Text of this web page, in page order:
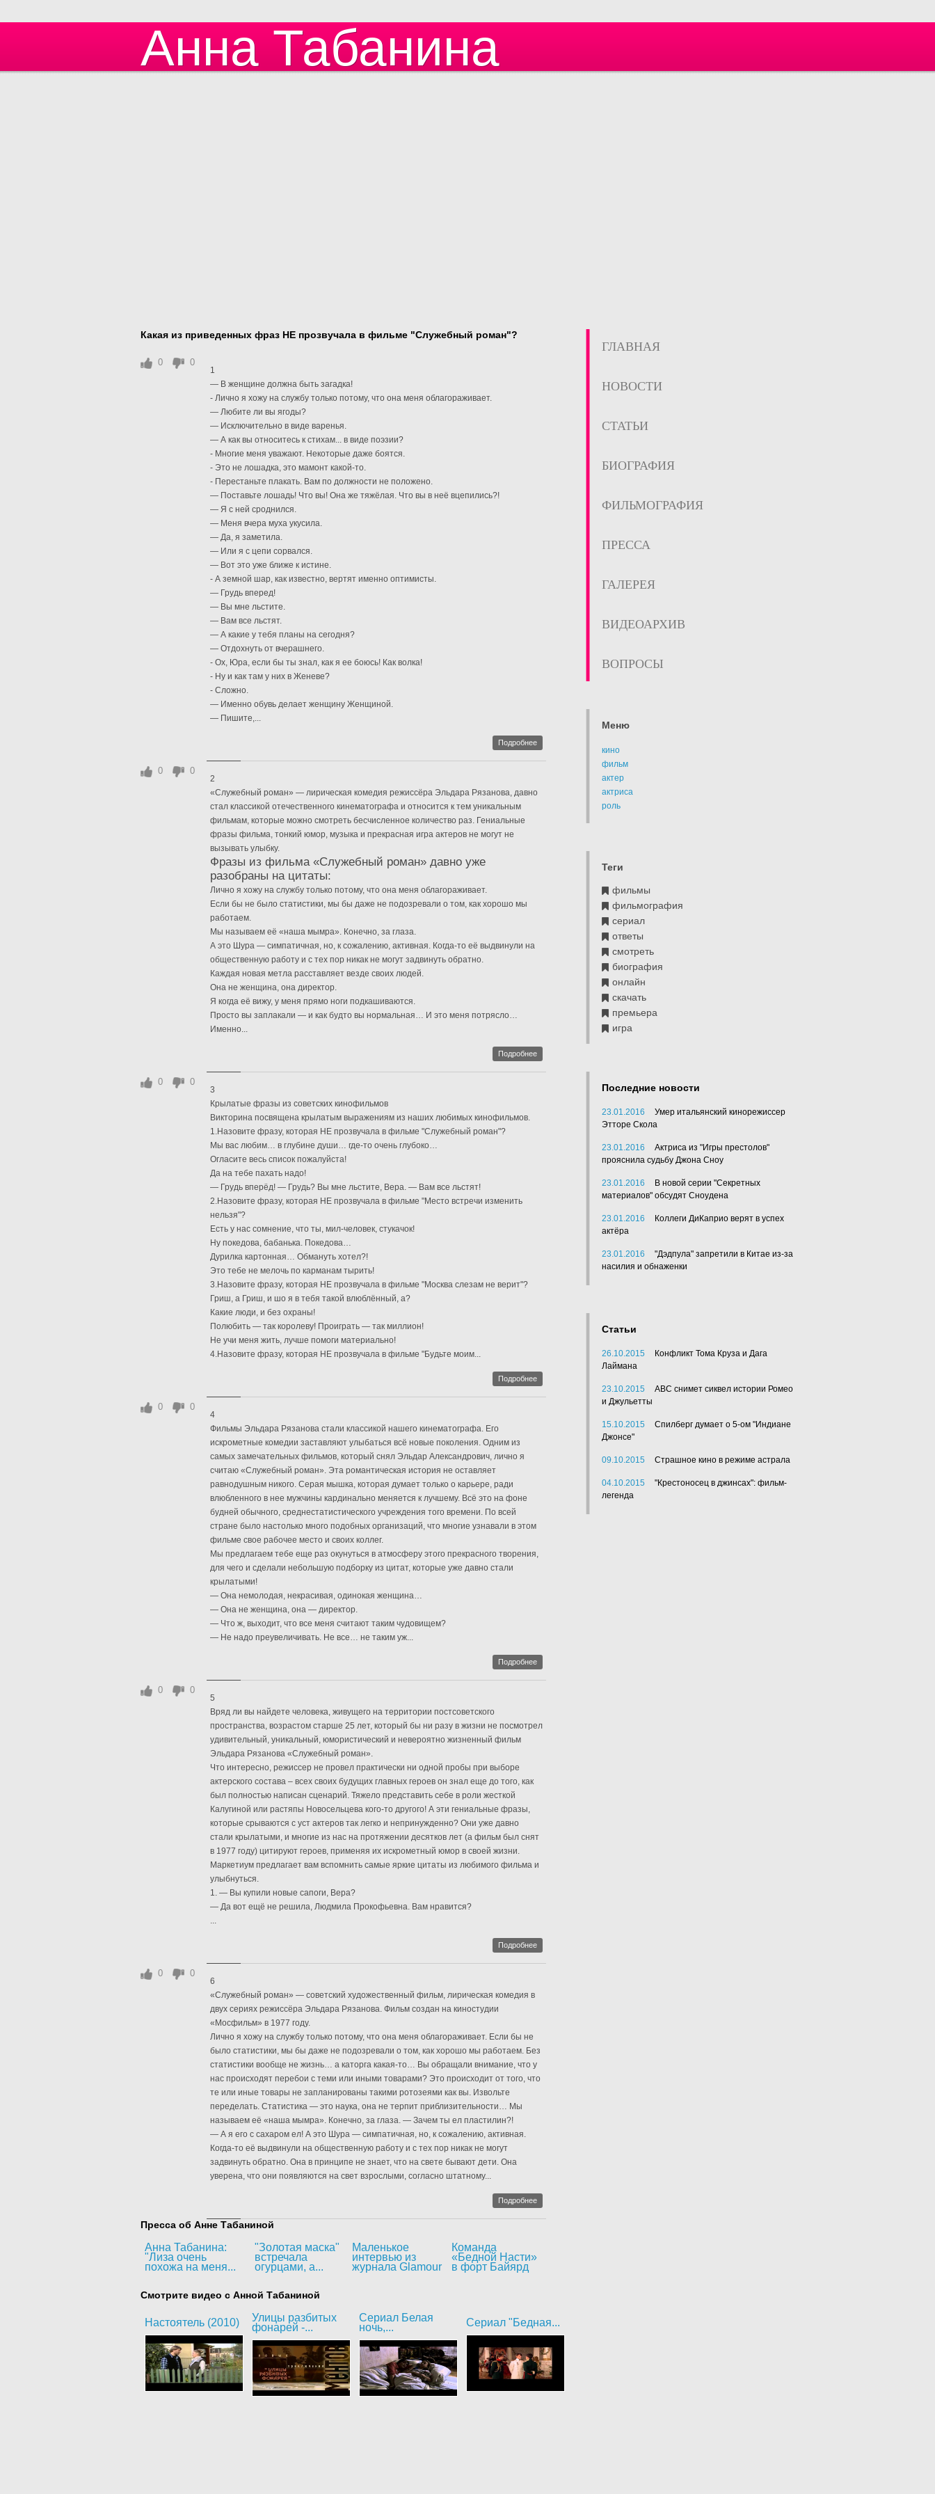
Анна Табанина
Какая из приведенных фраз НЕ прозвучала в фильме "Служебный роман"?
1
— В женщине должна быть загадка!
- Лично я хожу на службу только потому, что она меня облагораживает.
— Любите ли вы ягоды?
— Исключительно в виде варенья.
— А как вы относитесь к стихам... в виде поэзии?
- Многие меня уважают. Некоторые даже боятся.
- Это не лошадка, это мамонт какой-то.
- Перестаньте плакать. Вам по должности не положено.
— Поставьте лошадь! Что вы! Она же тяжёлая. Что вы в неё вцепились?!
— Я с ней сроднился.
— Меня вчера муха укусила.
— Да, я заметила.
— Или я с цепи сорвался.
— Вот это уже ближе к истине.
- А земной шар, как известно, вертят именно оптимисты.
— Грудь вперед!
— Вы мне льстите.
— Вам все льстят.
— А какие у тебя планы на сегодня?
— Отдохнуть от вчерашнего.
- Ох, Юра, если бы ты знал, как я ее боюсь! Как волка!
- Ну и как там у них в Женеве?
- Сложно.
— Именно обувь делает женщину Женщиной.
— Пишите,...
0 0
Подробнее
2
«Служебный роман» — лирическая комедия режиссёра Эльдара Рязанова, давно
стал классикой отечественного кинематографа и относится к тем уникальным
фильмам, которые можно смотреть бесчисленное количество раз. Гениальные
фразы фильма, тонкий юмор, музыка и прекрасная игра актеров не могут не
вызывать улыбку.
Фразы из фильма «Служебный роман» давно уже
разобраны на цитаты:
Лично я хожу на службу только потому, что она меня облагораживает.
Если бы не было статистики, мы бы даже не подозревали о том, как хорошо мы
работаем.
Мы называем её «наша мымра». Конечно, за глаза.
А это Шура — симпатичная, но, к сожалению, активная. Когда-то её выдвинули на
общественную работу и с тех пор никак не могут задвинуть обратно.
Каждая новая метла расставляет везде своих людей.
Она не женщина, она директор.
Я когда её вижу, у меня прямо ноги подкашиваются.
Просто вы заплакали — и как будто вы нормальная… И это меня потрясло…
Именно...
0 0
Подробнее
3
Крылатые фразы из советских кинофильмов
Викторина посвящена крылатым выражениям из наших любимых кинофильмов.
1.Назовите фразу, которая НЕ прозвучала в фильме "Служебный роман"?
Мы вас любим… в глубине души… где-то очень глубоко…
Огласите весь список пожалуйста!
Да на тебе пахать надо!
— Грудь вперёд! — Грудь? Вы мне льстите, Вера. — Вам все льстят!
2.Назовите фразу, которая НЕ прозвучала в фильме "Место встречи изменить
нельзя"?
Есть у нас сомнение, что ты, мил-человек, стукачок!
Ну покедова, бабанька. Покедова…
Дурилка картонная… Обмануть хотел?!
Это тебе не мелочь по карманам тырить!
3.Назовите фразу, которая НЕ прозвучала в фильме "Москва слезам не верит"?
Гриш, а Гриш, и шо я в тебя такой влюблённый, а?
Какие люди, и без охраны!
Полюбить — так королеву! Проиграть — так миллион!
Не учи меня жить, лучше помоги материально!
4.Назовите фразу, которая НЕ прозвучала в фильме "Будьте моим...
0 0
Подробнее
4
Фильмы Эльдара Рязанова стали классикой нашего кинематографа. Его
искрометные комедии заставляют улыбаться всё новые поколения. Одним из
самых замечательных фильмов, который снял Эльдар Александрович, лично я
считаю «Служебный роман». Эта романтическая история не оставляет
равнодушным никого. Серая мышка, которая думает только о карьере, ради
влюбленного в нее мужчины кардинально меняется к лучшему. Всё это на фоне
будней обычного, среднестатистического учреждения того времени. По всей
стране было настолько много подобных организаций, что многие узнавали в этом
фильме свое рабочее место и своих коллег.
Мы предлагаем тебе еще раз окунуться в атмосферу этого прекрасного творения,
для чего и сделали небольшую подборку из цитат, которые уже давно стали
крылатыми!
— Она немолодая, некрасивая, одинокая женщина…
— Она не женщина, она — директор.
— Что ж, выходит, что все меня считают таким чудовищем?
— Не надо преувеличивать. Не все… не таким уж...
0 0
Подробнее
5
Вряд ли вы найдете человека, живущего на территории постсоветского
пространства, возрастом старше 25 лет, который бы ни разу в жизни не посмотрел
удивительный, уникальный, юмористический и невероятно жизненный фильм
Эльдара Рязанова «Служебный роман».
Что интересно, режиссер не провел практически ни одной пробы при выборе
актерского состава – всех своих будущих главных героев он знал еще до того, как
был полностью написан сценарий. Тяжело представить себе в роли жесткой
Калугиной или растяпы Новосельцева кого-то другого! А эти гениальные фразы,
которые срываются с уст актеров так легко и непринужденно? Они уже давно
стали крылатыми, и многие из нас на протяжении десятков лет (а фильм был снят
в 1977 году) цитируют героев, применяя их искрометный юмор в своей жизни.
Маркетиум предлагает вам вспомнить самые яркие цитаты из любимого фильма и
улыбнуться.
1. — Вы купили новые сапоги, Вера?
— Да вот ещё не решила, Людмила Прокофьевна. Вам нравится?
...
0 0
Подробнее
6
«Служебный роман» — советский художественный фильм, лирическая комедия в
двух сериях режиссёра Эльдара Рязанова. Фильм создан на киностудии
«Мосфильм» в 1977 году.
Лично я хожу на службу только потому, что она меня облагораживает. Если бы не
было статистики, мы бы даже не подозревали о том, как хорошо мы работаем. Без
статистики вообще не жизнь… а каторга какая-то… Вы обращали внимание, что у
нас происходят перебои с теми или иными товарами? Это происходит от того, что
те или иные товары не запланированы такими ротозеями как вы. Извольте
переделать. Статистика — это наука, она не терпит приблизительности… Мы
называем её «наша мымра». Конечно, за глаза. — Зачем ты ел пластилин?!
— А я его с сахаром ел! А это Шура — симпатичная, но, к сожалению, активная.
Когда-то её выдвинули на общественную работу и с тех пор никак не могут
задвинуть обратно. Она в принципе не знает, что на свете бывают дети. Она
уверена, что они появляются на свет взрослыми, согласно штатному...
0 0
Подробнее
Пресса об Анне Табаниной
Анна Табанина:
"Лиза очень
похожа на меня...
"Золотая маска"
встречала
огурцами, а...
Маленькое
интервью из
журнала Glamour
Команда
«Бедной Насти»
в форт Байярд
Смотрите видео с Анной Табаниной
Настоятель (2010)
Улицы разбитых
фонарей -...
Сериал Белая
ночь,...
Сериал "Бедная...
ГЛАВНАЯ
НОВОСТИ
СТАТЬИ
БИОГРАФИЯ
ФИЛЬМОГРАФИЯ
ПРЕССА
ГАЛЕРЕЯ
ВИДЕОАРХИВ
ВОПРОСЫ
Меню
кино
фильм
актер
актриса
роль
Теги
фильмы
фильмография
сериал
ответы
смотреть
биография
онлайн
скачать
премьера
игра
Последние новости
23.01.2016
Умер итальянский кинорежиссер
Этторе Скола
23.01.2016
Актриса из "Игры престолов"
прояснила судьбу Джона Сноу
23.01.2016
В новой серии "Секретных
материалов" обсудят Сноудена
23.01.2016
Коллеги ДиКаприо верят в успех
актёра
23.01.2016
"Дэдпула" запретили в Китае из-за
насилия и обнаженки
Статьи
26.10.2015
Конфликт Тома Круза и Дага
Лаймана
23.10.2015
АВС снимет сиквел истории Ромео
и Джульетты
15.10.2015
Спилберг думает о 5-ом "Индиане
Джонсе"
09.10.2015 Страшное кино в режиме астрала
04.10.2015
"Крестоносец в джинсах": фильм-
легенда